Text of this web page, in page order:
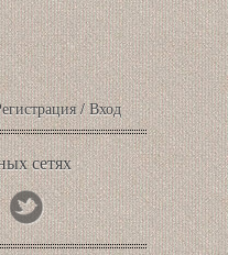
/Вход
сетях